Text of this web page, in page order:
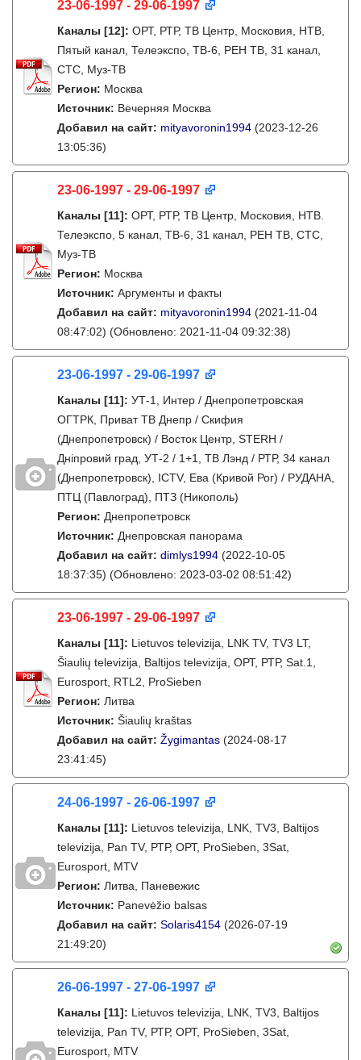
23-06-1997 - 29-06-1997
Каналы [12]: ОРТ, РТР, ТВ Центр, Московия, НТВ,
Пятый канал, Телеэкспо, ТВ-6, РЕН ТВ, 31 канал,
СТС, Муз-ТВ
Регион: Москва
Источник: Вечерняя Москва
Добавил на сайт: mityavoronin1994 (2023-12-26
13:05:36)
23-06-1997 - 29-06-1997
Каналы [11]: ОРТ, РТР, ТВ Центр, Московия, НТВ.
Телеэкспо, 5 канал, ТВ-6, 31 канал, РЕН ТВ, СТС,
Муз-ТВ
Регион: Москва
Источник: Аргументы и факты
Добавил на сайт: mityavoronin1994 (2021-11-04
08:47:02) (Обновлено: 2021-11-04 09:32:38)
23-06-1997 - 29-06-1997
Каналы [11]: УТ-1, Интер / Днепропетровская
ОГТРК, Приват ТВ Днепр / Скифия
(Днепропетровск) / Восток Центр, STERH /
Дніпровий град, УТ-2 / 1+1, ТВ Лэнд / РТР, 34 канал
(Днепропетровск), ICTV, Ева (Кривой Рог) / РУДАНА,
ПТЦ (Павлоград), ПТЗ (Никополь)
Регион: Днепропетровск
Источник: Днепровская панорама
Добавил на сайт: dimlys1994 (2022-10-05
18:37:35) (Обновлено: 2023-03-02 08:51:42)
23-06-1997 - 29-06-1997
Каналы [11]: Lietuvos televizija, LNK TV, TV3 LT,
Šiaulių televizija, Baltijos televizija, ОРТ, РТР, Sat.1,
Eurosport, RTL2, ProSieben
Регион: Литва
Источник: Šiaulių kraštas
Добавил на сайт: Žygimantas (2024-08-17
23:41:45)
24-06-1997 - 26-06-1997
Каналы [11]: Lietuvos televizija, LNK, TV3, Baltijos
televizija, Pan TV, РТР, ОРТ, ProSieben, 3Sat,
Eurosport, MTV
Регион: Литва, Паневежис
Источник: Panevėžio balsas
Добавил на сайт: Solaris4154 (2026-07-19
21:49:20)
26-06-1997 - 27-06-1997
Каналы [11]: Lietuvos televizija, LNK, TV3, Baltijos
televizija, Pan TV, РТР, ОРТ, ProSieben, 3Sat,
Eurosport, MTV